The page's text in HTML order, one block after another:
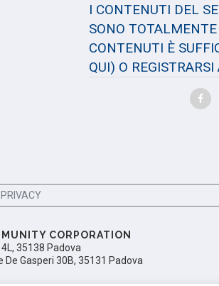
I CONTENUTI DEL
SONO
CONTENUTI È
QUI) O
PRIVACY
CORPORATION
35138 Padova
Gasperi 30B, 35131 Padova